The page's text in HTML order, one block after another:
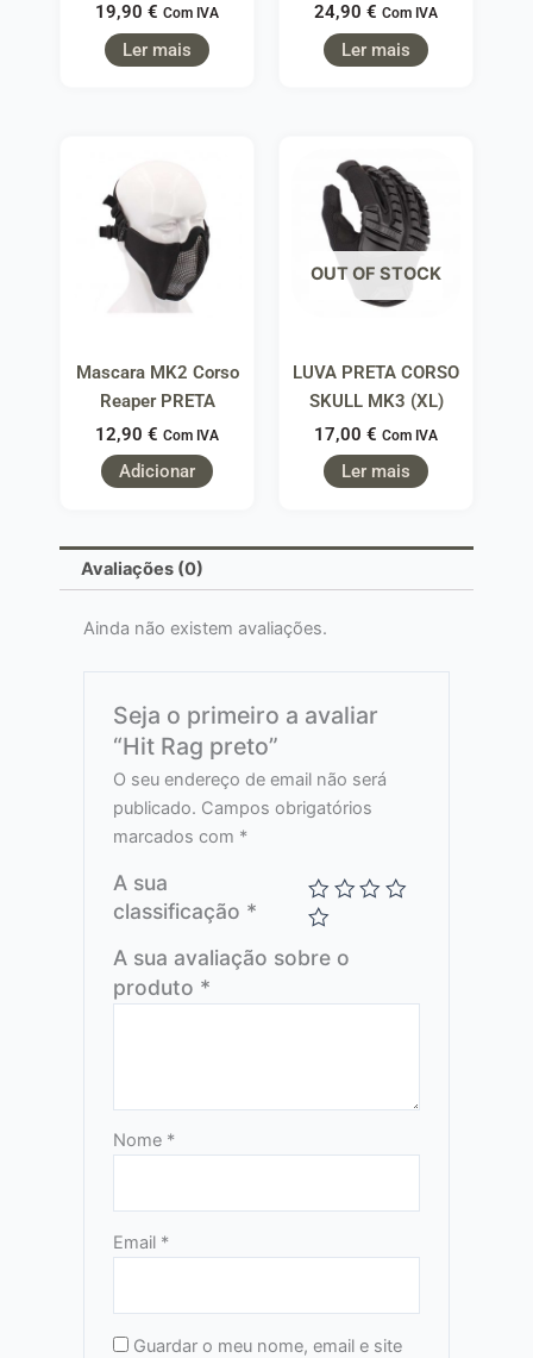
19,90 € Com IVA
Ler mais
24,90 € Com IVA
Ler mais
Mascara MK2 Corso
Reaper PRETA
12,90 € Com IVA
Adicionar
OUT OF STOCK
LUVA PRETA CORSO
SKULL MK3 (XL)
17,00 € Com IVA
Ler mais
Avaliações (0)
Ainda não existem avaliações.
Seja o primeiro a avaliar
“Hit Rag preto”
O seu endereço de email não será
publicado. Campos obrigatórios
marcados com *
A sua
classificação *
A sua avaliação sobre o
produto *
Nome *
Email *
Guardar o meu nome, email e site